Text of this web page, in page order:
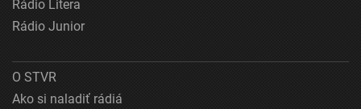
Rádio Litera
Rádio Junior
O STVR
Ako si naladiť rádiá